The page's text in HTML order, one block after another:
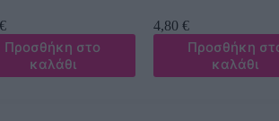
€
Προσθήκη στο
καλάθι
4,80 €
Προσθήκη
καλάθι